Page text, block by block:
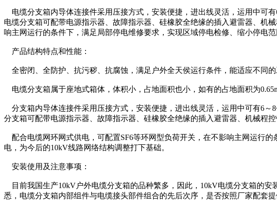
电缆分支箱内导体连接件采用压接方式，安装便捷，进出线灵活，运用中可
电缆分支箱可配带电源指示器、故障指示器、硅橡胶全绝缘的插入避雷器、机
响主网运行的条件下，满足局部停电维修要求，实现区域停电检修、缩小停电
产品结构特点和性能：
全密闭、全防护、抗污秽、抗腐蚀，满足户外全天侯运行条件，能适应不同的
电缆分支箱属于座地式箱体，体积小，占地面积也小，如有的占地面积为
分支箱内导体连接件采用压接方式，安装便捷，进出线灵活，运用中可有6
分支箱可配带电源指示器、故障指示器、硅橡胶全绝缘的插入避雷器、机械程
配合电缆网环网式供电，可配置SF6等环网型负荷开关，在不影响主网运行
电，为今后的10kV线路网络结构调整打下基础。
安装使用及注意事项：
目前我国生产10kV户外电缆分支箱的品种繁多，因此，10kV电缆分支箱的
悉，电缆分支箱内部组件与电缆接头部件组合的先后次序，是否按照厂家配套